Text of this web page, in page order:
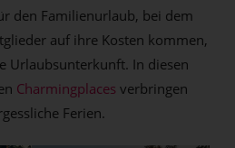
den Familienurlaub, bei dem
auf ihre Kosten kommen,
Urlaubsunterkunft. In diesen
Charmingplaces verbringen
Ferien.